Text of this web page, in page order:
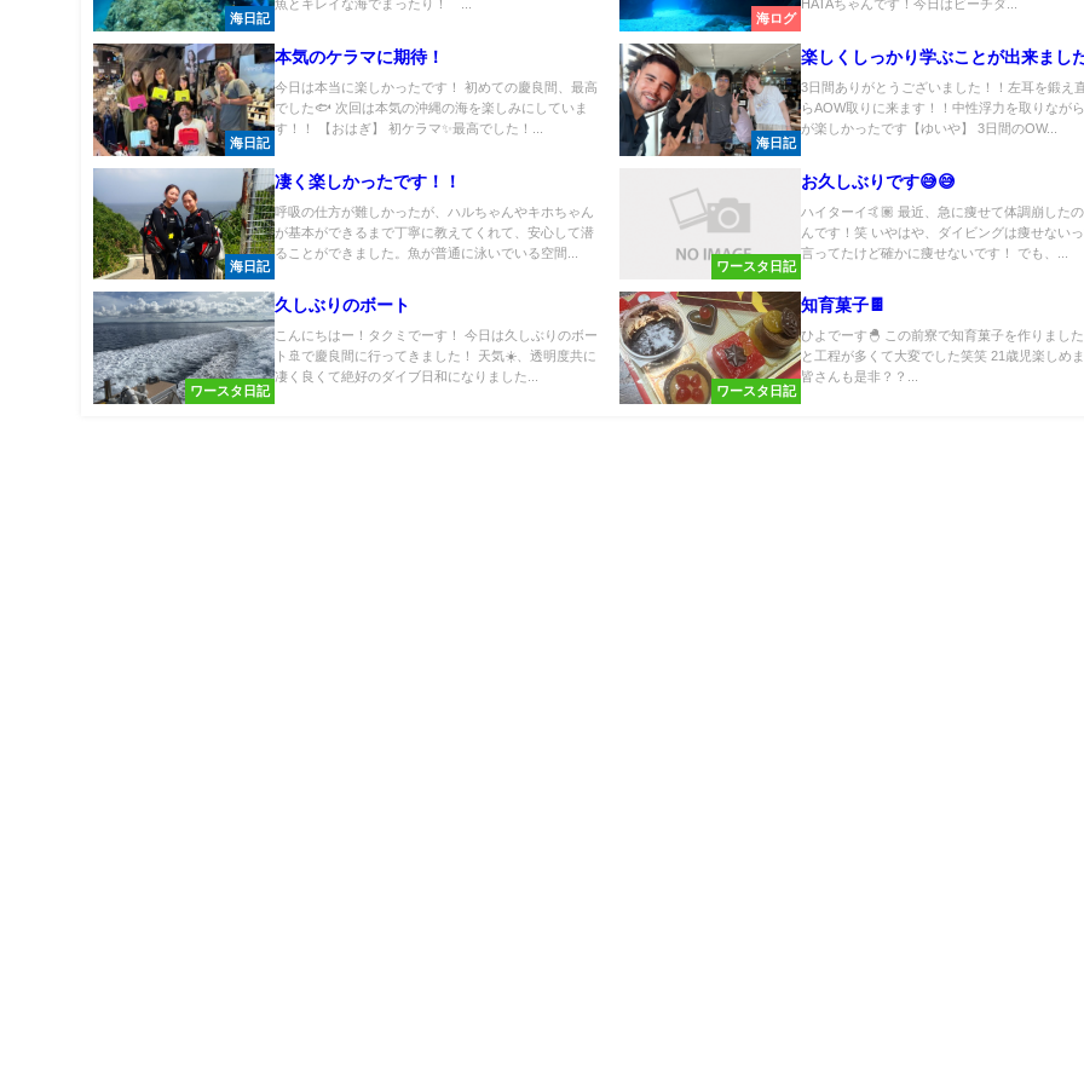
海日記
魚とキレイな海でまったり！ ...
海ログ
HATAちゃんです！今日はビーチダ...
海日記
本気のケラマに期待！
今日は本当に楽しかったです！ 初めての慶良間、最高
でした🐟 次回は本気の沖縄の海を楽しみにしていま
す！！ 【おはぎ】 初ケラマ✨最高でした！...
海日記
楽しくしっかり学ぶことが出来まし
3日間ありがとうございました！！左耳を鍛え
らAOW取りに来ます！！中性浮力を取りなが
が楽しかったです【ゆいや】 3日間のOW...
海日記
凄く楽しかったです！！
呼吸の仕方が難しかったが、ハルちゃんやキホちゃん
が基本ができるまで丁寧に教えてくれて、安心して潜
ることができました。魚が普通に泳いでいる空間...
ワースタ日記
お久しぶりです😅😅
ハイターイ🤙🏽 最近、急に痩せて体調崩した
んです！笑 いやはや、ダイビングは痩せない
言ってたけど確かに痩せないです！ でも、...
ワースタ日記
久しぶりのボート
こんにちはー！タクミでーす！ 今日は久しぶりのボー
ト🚢で慶良間に行ってきました！ 天気☀️、透明度共に
凄く良くて絶好のダイブ日和になりました...
ワースタ日記
知育菓子🍫
ひよでーす🐣 この前寮で知育菓子を作りまし
と工程が多くて大変でした笑笑 21歳児楽しめ
皆さんも是非？？...